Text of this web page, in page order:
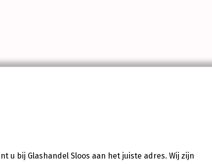
u bij Glashandel Sloos aan het juiste adres. Wij zijn